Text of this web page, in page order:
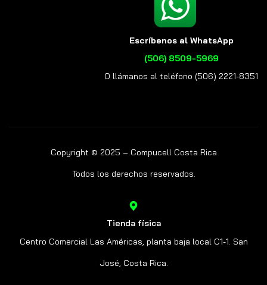
Escríbenos al WhatsApp
(506) 8509-5969
O llámanos al teléfono (506) 2221-8351
Copyright © 2025 – Compucell Costa Rica
Todos los derechos reservados.
Tienda física
Centro Comercial Las Américas, planta baja local C1-1. San
José, Costa Rica.